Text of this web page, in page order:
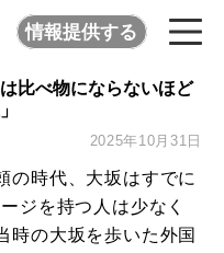
情報提供する
比べ物にならないほど
2025年10月31日
の時代、大坂はすでに
ジを持つ人は少なく
時の大坂を歩いた外国